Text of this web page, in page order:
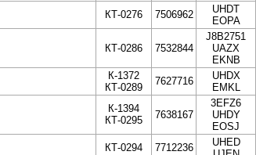
КТ-0276 7506962
UHDT
EOPA
КТ-0286 7532844
J8B2751
UAZX
EKNB
К-1372
КТ-0289
7627716
UHDX
EMKL
К-1394
КТ-0295
7638167
3EFZ6
UHDY
EOSJ
КТ-0294 7712236
UHED